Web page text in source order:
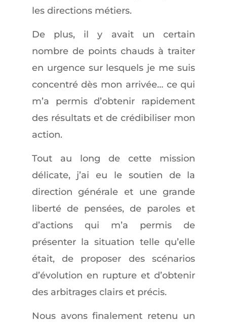
les directions métiers.
De plus, il y avait un certain
nombre de points chauds à traiter
en urgence sur lesquels je me suis
concentré dès mon arrivée… ce qui
m’a permis d’obtenir rapidement
des résultats et de crédibiliser mon
action.
Tout au long de cette mission
délicate, j’ai eu le soutien de la
direction générale et une grande
liberté de pensées, de paroles et
d’actions qui m’a permis de
présenter la situation telle qu’elle
était, de proposer des scénarios
d’évolution en rupture et d’obtenir
des arbitrages clairs et précis.
Nous avons finalement retenu un